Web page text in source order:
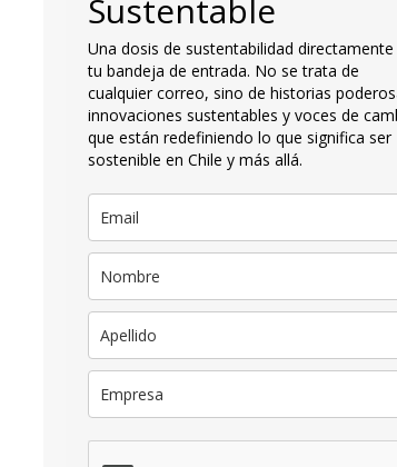
Sustentable
Una dosis de sustentabilidad
tu bandeja de entrada. No se trata de
cualquier correo, sino de historias
innovaciones sustentables y voces de
que están redefiniendo lo que significa ser
sostenible en Chile y más allá.